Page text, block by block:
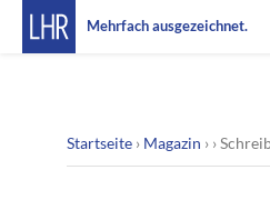
Mehrfach ausgezeichnet.
Startseite › Magazin › ›Schreibfehler